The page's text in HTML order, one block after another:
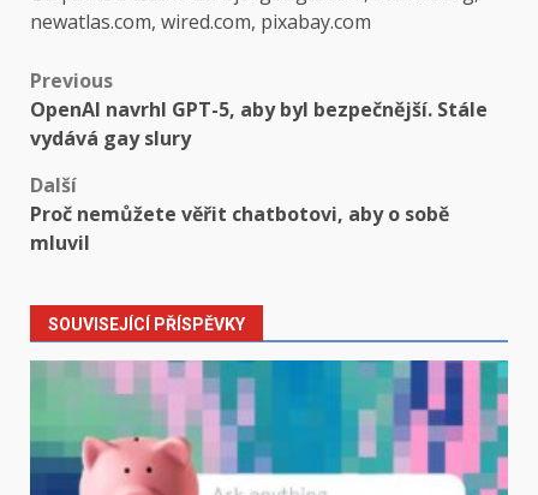
newatlas.com, wired.com, pixabay.com
Post
navigation
Previous
OpenAI navrhl GPT-5, aby byl bezpečnější. Stále
vydává gay slury
Další
Proč nemůžete věřit chatbotovi, aby o sobě
mluvil
SOUVISEJÍCÍ PŘÍSPĚVKY